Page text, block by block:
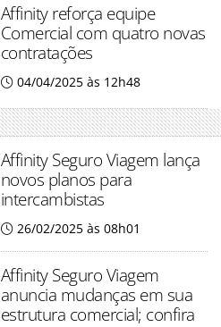
Affinity reforça equipe
Comercial com quatro novas
contratações
04/04/2025 às 12h48
Affinity Seguro Viagem lança
novos planos para
intercambistas
26/02/2025 às 08h01
Affinity Seguro Viagem
anuncia mudanças em sua
estrutura comercial; confira